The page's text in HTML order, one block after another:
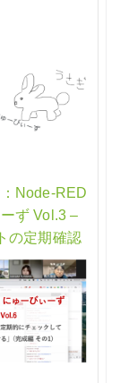
Node-RED
ず Vol.3 –
の定期確認